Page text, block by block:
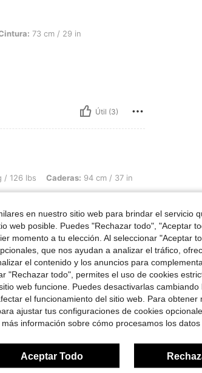
in, Busto: 91 cm / 36 in, Caderas: 109 cm / 43 in, Color:
73 cm / 29 in
Útil (3)
94 cm / 37 in, Cintura: 71 cm / 28 in, Busto: 87 cm / 34
/ 126 lbs Caderas: 94 cm / 37 in
Útil (2)
en nuestro sitio web para brindar el servicio
web posible. Puedes "Rechazar todo", "Aceptar
momento a tu elección. Al seleccionar "Aceptar
que nos ayudan a analizar el tráfico,
el contenido y los anuncios para
"Rechazar todo", permites el uso de cookies
web funcione. Puedes desactivarlas cambiando
el funcionamiento del sitio web. Para obtener
ajustar tus configuraciones de cookies
información sobre cómo procesamos los datos
Aceptar Todo